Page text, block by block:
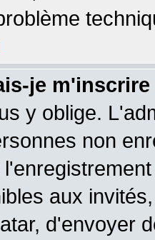
je
y oblige.
non
aux
d'envoyer